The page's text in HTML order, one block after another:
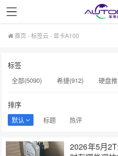
首页 -标签云- 显卡A100
标签
全部(5090) 希捷(912) 硬盘
硬盘采购(474)
希捷硬盘(471)
硬盘真伪鉴别(134)
硬盘转速(132)
排序
默认 标题 热评
2026年5月